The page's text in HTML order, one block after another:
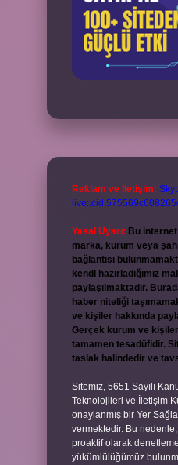
Reklam ve İletişim:
Yasal Uyarı: Bu
marka, kurum veya
bağlantısı
kendi hazırladığımız
paylaşılmaktadır.
haber niteliği
ve kişiler hakkında
Gerçek kurum ve
tamamen tesadüfidir.
taslak halindedir ve
Sitemiz, 5651 Sayılı
Teknolojileri ve İletişim
onaylanmış bir Yer
vermektedir. Bu
proaktif olarak
yükümlülüğümüz